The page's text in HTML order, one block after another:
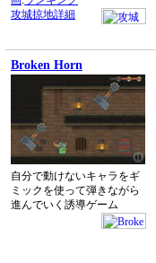
攻城掠地詳細
Broken Horn
自分で動けないキャラをギ
ミックを使って弾きながら
進んでいく誘導ゲーム